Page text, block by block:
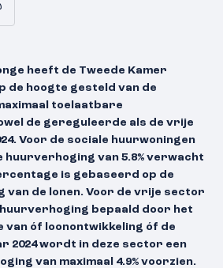
heeft de Tweede Kamer
de hoogte gesteld van de
toelaatbare
de gereguleerde als de vrije
Voor de sociale huurwoningen
huurverhoging van 5.8% verwacht
is gebaseerd op de
van de lonen. Voor de vrije sector
bepaald door het
van óf loonontwikkeling óf de
2024 wordt in deze sector een
van maximaal 4.9% voorzien.